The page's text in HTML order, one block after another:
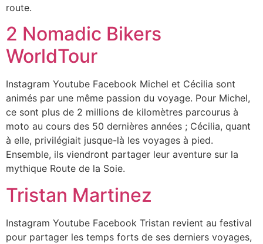
route.
2 Nomadic Bikers
WorldTour
Instagram Youtube Facebook Michel et Cécilia sont
animés par une même passion du voyage. Pour Michel,
ce sont plus de 2 millions de kilomètres parcourus à
moto au cours des 50 dernières années ; Cécilia, quant
à elle, privilégiait jusque-là les voyages à pied.
Ensemble, ils viendront partager leur aventure sur la
mythique Route de la Soie.
Tristan Martinez
Instagram Youtube Facebook Tristan revient au festival
pour partager les temps forts de ses derniers voyages,